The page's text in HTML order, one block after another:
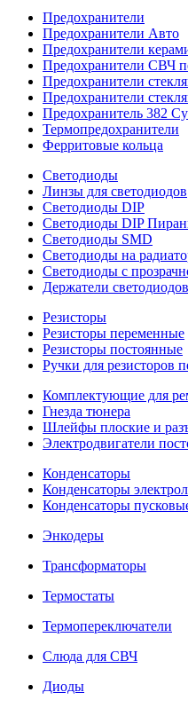
Предохранители
Предохранители Авто
Предохранители
Предохранители СВЧ
Предохранители
Предохранители
Предохранитель 382
Термопредохранители
Ферритовые кольца
Светодиоды
Линзы для светодиодов
Светодиоды DIP
Светодиоды DIP
Светодиоды SMD
Светодиоды на
Светодиоды с
Держатели
Резисторы
Резисторы переменные
Резисторы постоянные
Ручки для резисторов
Комплектующие для
Гнезда тюнера
Шлейфы плоские и
Электродвигатели
Конденсаторы
Конденсаторы
Конденсаторы
Энкодеры
Трансформаторы
Термостаты
Термопереключатели
Слюда для СВЧ
Диоды